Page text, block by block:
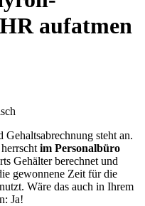
aufatmen
steht an.
im Personalbüro
Gehälter berechnet und
gewonnene Zeit für die
Wäre das auch in Ihrem
Ja!